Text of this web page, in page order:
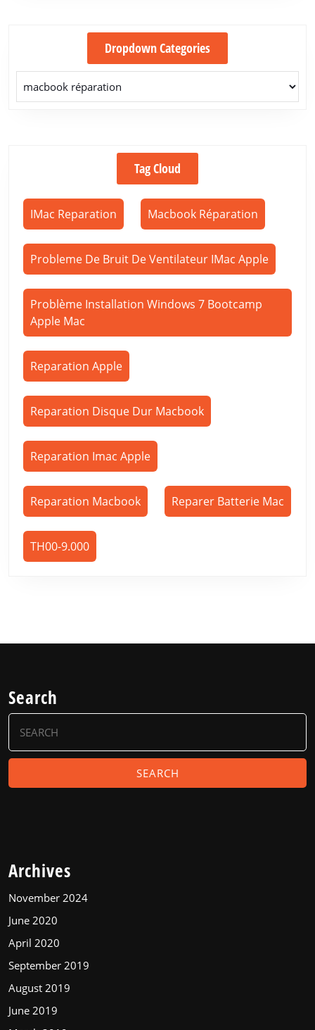
Dropdown Categories
Tag Cloud
IMac Reparation Macbook Réparation
Probleme De Bruit De Ventilateur IMac Apple
Problème Installation Windows 7 Bootcamp
Apple Mac
Reparation Apple
Reparation Disque Dur Macbook
Reparation Imac Apple
Reparation Macbook Reparer Batterie Mac
TH00-9.000
Search
Search
for:
Archives
November 2024
June 2020
April 2020
September 2019
August 2019
June 2019